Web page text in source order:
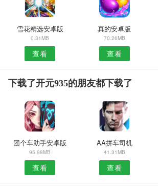
雪花精选安卓版
0.31MB
查看
真的安卓版
70.26MB
查看
下载了开元935的朋友都下载了
团个车助手安卓版
95.98MB
查看
AA拼车司机
41.31MB
查看